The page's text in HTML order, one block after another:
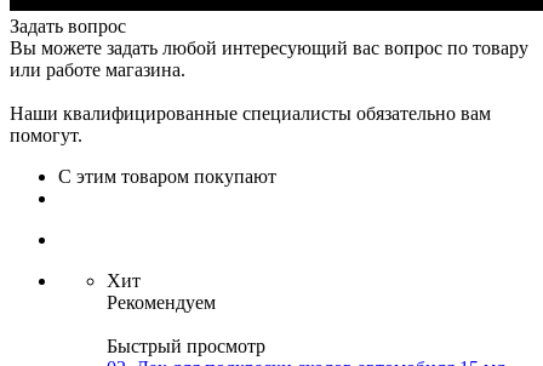
Задать вопрос
Вы можете задать любой интересующий вас вопрос по товару
или работе магазина.
Наши квалифицированные специалисты обязательно вам
помогут.
С этим товаром покупают
Хит
Рекомендуем
Быстрый просмотр